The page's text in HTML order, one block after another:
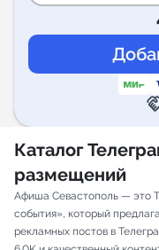
Каталог
размещений
Афиша Севастополь — это
события», который
рекламных постов в